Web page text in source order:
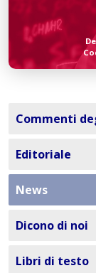
Commenti
Editoriale
News
Dicono di noi
Libri di testo